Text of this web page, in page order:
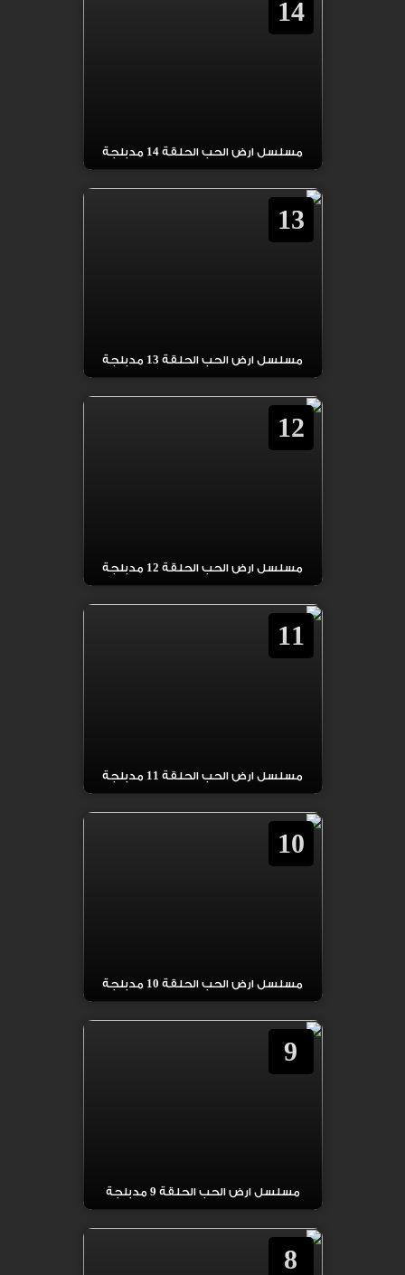
14
مسلسل ارض الحب الحلقة 14 مدبلجة
13
مسلسل ارض الحب الحلقة 13 مدبلجة
12
مسلسل ارض الحب الحلقة 12 مدبلجة
11
مسلسل ارض الحب الحلقة 11 مدبلجة
10
مسلسل ارض الحب الحلقة 10 مدبلجة
9
مسلسل ارض الحب الحلقة 9 مدبلجة
8